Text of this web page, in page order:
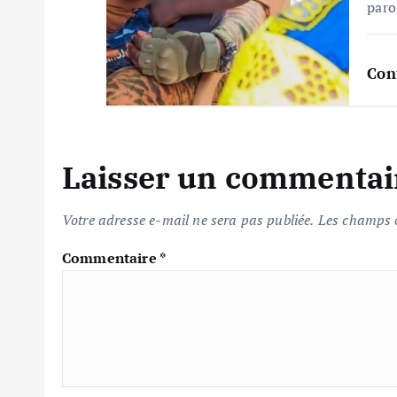
Laisser un
Votre adresse e-mail ne sera pas publiée. Les champs
Commentaire *